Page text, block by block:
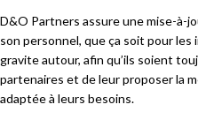
D&O Partners assure une mise-à-
son personnel, que ça soit pour
gravite autour, afin qu’ils soient
partenaires et de leur proposer la
adaptée à leurs besoins.